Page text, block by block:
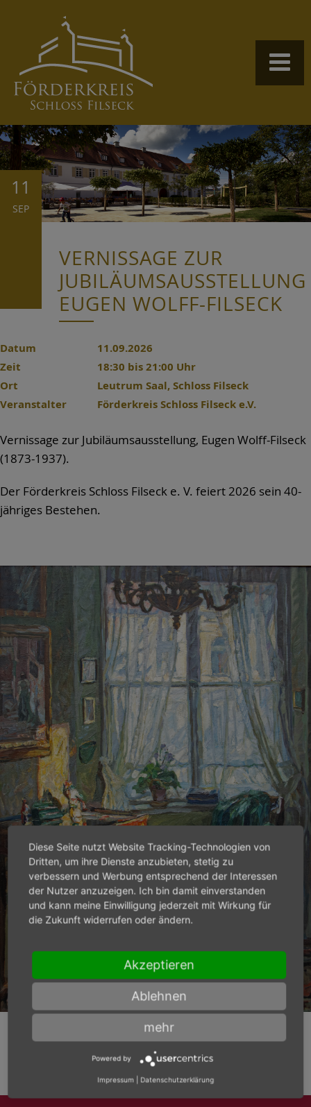
11
SEP
VERNISSAGE ZUR
JUBILÄUMSAUSSTELLUNG
EUGEN WOLFF-FILSECK
Datum
11.09.2026
Zeit
18:30 bis 21:00 Uhr
Ort
Leutrum Saal, Schloss Filseck
Veranstalter
Förderkreis Schloss Filseck e.V.
Vernissage zur Jubiläumsausstellung, Eugen Wolff-Filseck
(1873-1937).
Der Förderkreis Schloss Filseck e. V. feiert 2026 sein 40-
jähriges Bestehen.
Diese Seite nutzt Website Tracking-Technologien von
Dritten, um ihre Dienste anzubieten, stetig zu
verbessern und Werbung entsprechend der Interessen
der Nutzer anzuzeigen. Ich bin damit einverstanden
und kann meine Einwilligung jederzeit mit Wirkung für
die Zukunft widerrufen oder ändern.
Akzeptieren
Ablehnen
mehr
Powered by
Impressum Datenschutzerklärung